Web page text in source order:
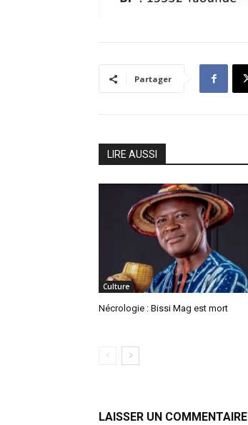
Partager
LIRE AUSSI
Culture
Nécrologie : Bissi Mag est mort
LAISSER UN COMMENTAIRE